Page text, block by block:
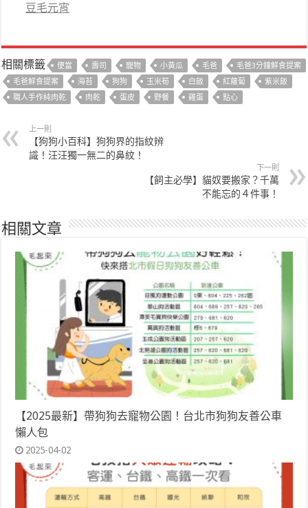
豆毛元宵
相關標籤 便當 壽司 寵物 小黃瓜 毛爸
毛爸3分鐘鮮食提案
毛爸鮮食提案
海苔 狗狗 玉米筍 白飯 紅蘿蔔
紫米飯
職人手作純肉乾
肉乾 蛋皮 野餐 雞蛋 點心
上一則
【狗狗小百科】狗狗界的指紋辨
識！汪汪獨一無二的鼻紋！
下一則
【飼主必學】貓奴要搬家？千萬
不能忘的４件事！
相關文章
【2025最新】帶狗狗去寵物公園！台北市狗狗友善公車
懶人包
2025-04-02